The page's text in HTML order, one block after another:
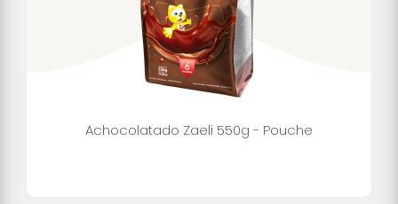
Achocolatado Zaeli 550g - Pouche